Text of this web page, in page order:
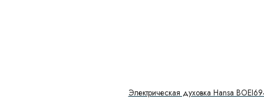
Электрическая духовка Hansa